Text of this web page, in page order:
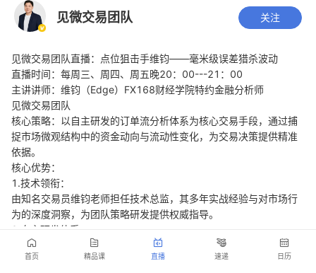
见微交易团队 关注
见微交易团队直播：点位狙击手维钧——毫米级误差猎杀波动
直播时间：每周三、周四、周五晚20：00---21：00
主讲讲师：维钧（Edge）FX168财经学院特约金融分析师
见微交易团队
核心策略：以自主研发的订单流分析体系为核心交易手段，通过捕
捉市场微观结构中的资金动向与流动性变化，为交易决策提供精准
依据。
核心优势：
1.技术领衔：
由知名交易员维钧老师担任技术总监，其多年实战经验与对市场行
为的深度洞察，为团队策略研发提供权威指导。
2.自主研发体系：
团队拥有独立的订单流分析技术框架，涵盖数据采集、信号生成与
风险管理全流程，确保策略的时效性与适配性。
首页 精品课 直播 速递 日历